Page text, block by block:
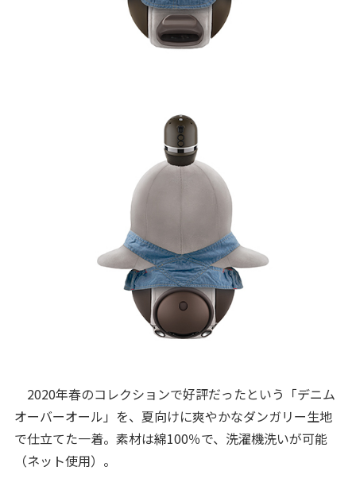
2020年春のコレクションで好評だったという「デニム
オーバーオール」を、夏向けに爽やかなダンガリー生地
で仕立てた一着。素材は綿100％で、洗濯機洗いが可能
（ネット使用）。